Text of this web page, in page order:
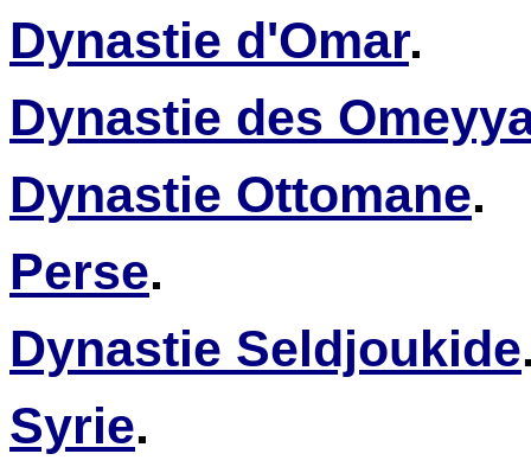
Dynastie d'Omar.
Dynastie des
Dynastie Ottomane.
Perse.
Dynastie Seldjoukide
Syrie.